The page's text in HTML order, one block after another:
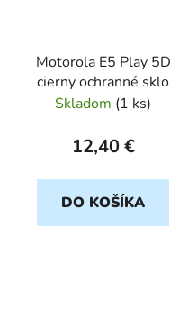
Motorola E5 Play 5D
cierny ochranné sklo
Skladom (1 ks)
12,40 €
DO KOŠÍKA